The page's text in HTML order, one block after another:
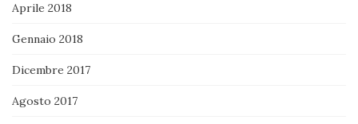
Aprile 2018
Gennaio 2018
Dicembre 2017
Agosto 2017